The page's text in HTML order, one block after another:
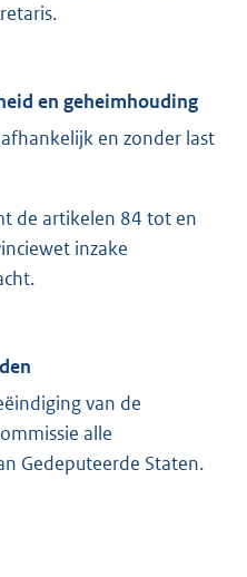
en geheimhouding
en zonder last
de artikelen 84 tot en
inzake
van de
alle
Gedeputeerde Staten.